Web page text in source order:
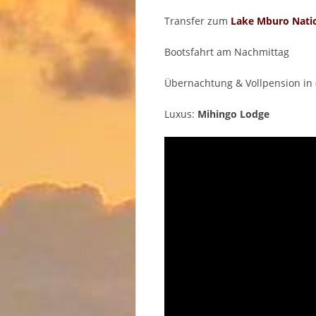
Transfer zum Lake Mburo
Bootsfahrt am Nachmittag
Übernachtung & Vollpension
Luxus: Mihingo Lodge